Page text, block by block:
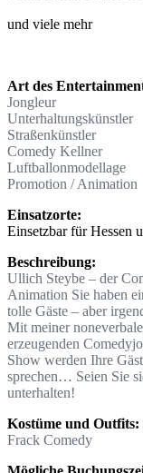
und viele mehr
Art des
Jongleur
Unterhaltungskünstler
Straßenkünstler
Comedy Kellner
Luftballonmodellage
Promotion / Animation
Einsatzorte:
Einsetzbar für Hessen
Beschreibung:
Ullich Steybe – der
Animation Sie haben
tolle Gäste – aber
Mit meiner
erzeugenden
Show werden Ihre
sprechen… Seien Sie
unterhalten!
Kostüme und Outfits:
Frack Comedy